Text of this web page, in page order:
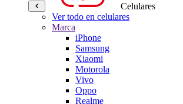
Celulares
Ver todo en celulares
Marca
iPhone
Samsung
Xiaomi
Motorola
Vivo
Oppo
Realme